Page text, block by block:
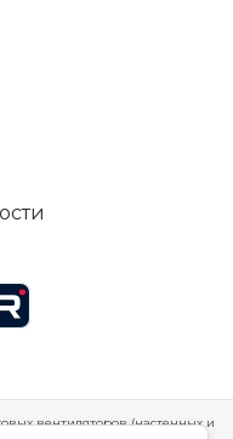
вентиляторов (настенных и